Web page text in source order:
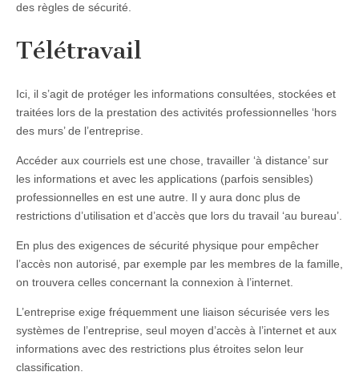
des règles de sécurité.
Télétravail
Ici, il s’agit de protéger les informations consultées, stockées et
traitées lors de la prestation des activités professionnelles ‘hors
des murs’ de l’entreprise.
Accéder aux courriels est une chose, travailler ‘à distance’ sur
les informations et avec les applications (parfois sensibles)
professionnelles en est une autre. Il y aura donc plus de
restrictions d’utilisation et d’accès que lors du travail ‘au bureau’.
En plus des exigences de sécurité physique pour empêcher
l’accès non autorisé, par exemple par les membres de la famille,
on trouvera celles concernant la connexion à l’internet.
L’entreprise exige fréquemment une liaison sécurisée vers les
systèmes de l’entreprise, seul moyen d’accès à l’internet et aux
informations avec des restrictions plus étroites selon leur
classification.